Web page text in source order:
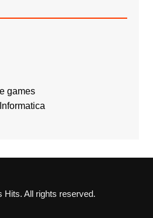
games
All rights reserved.